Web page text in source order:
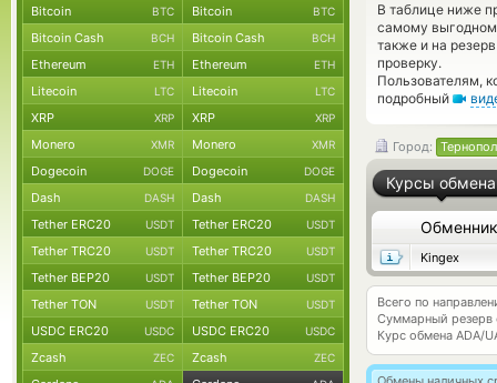
В таблице ниже
самому
также и на
проверку.
Пользователям,
подробный
Город:
Курсы обмена
Обменник
Kingex
Всего по
Суммарный резерв
Курс обмена ADA/
Bitcoin BTC Bitcoin BTC
Bitcoin Cash BCH Bitcoin Cash BCH
Ethereum ETH Ethereum ETH
Litecoin LTC Litecoin LTC
XRP XRP XRP XRP
Monero XMR Monero XMR
Dogecoin DOGE Dogecoin DOGE
Dash DASH Dash DASH
Tether ERC20 USDT Tether ERC20 USDT
Tether TRC20 USDT Tether TRC20 USDT
Tether BEP20 USDT Tether BEP20 USDT
Tether TON USDT Tether TON USDT
USDC ERC20 USDC USDC ERC20 USDC
Zcash ZEC Zcash ZEC